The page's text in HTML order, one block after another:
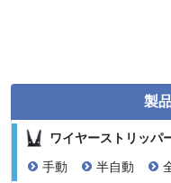
製
ワイヤーストリッパ
手動 半自動